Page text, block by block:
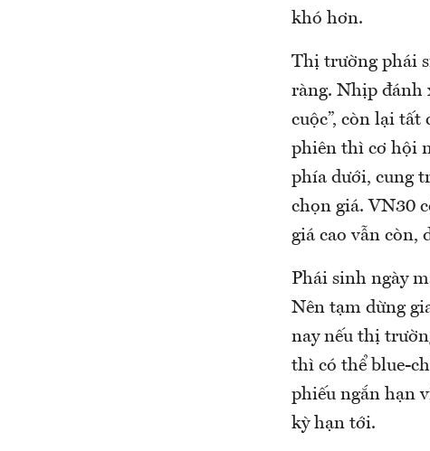
khó hơn.
Thị trường phái
ràng. Nhịp đánh
cuộc”, còn lại tất
phiên thì cơ hội
phía dưới, cung
chọn giá. VN30
giá cao vẫn còn,
Phái sinh ngày
Nên tạm dừng
nay nếu thị
thì có thể blue-
phiếu ngắn hạn
kỳ hạn tới.